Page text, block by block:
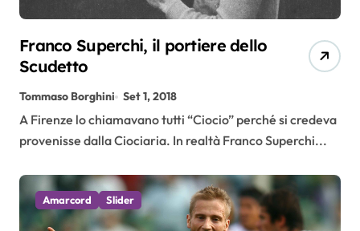
Franco Superchi, il portiere dello
Scudetto
Tommaso Borghini Set 1, 2018
A Firenze lo chiamavano tutti “Ciocio” perché si credeva
provenisse dalla Ciociaria. In realtà Franco Superchi...
Amarcord Slider